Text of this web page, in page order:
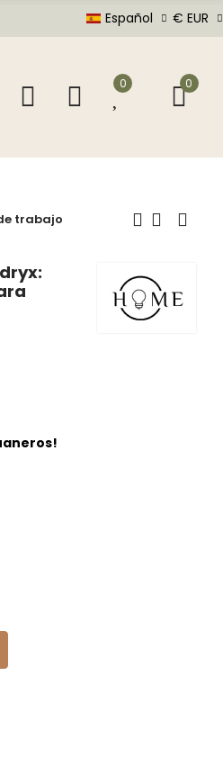
Español € EUR
0 0
trabajo